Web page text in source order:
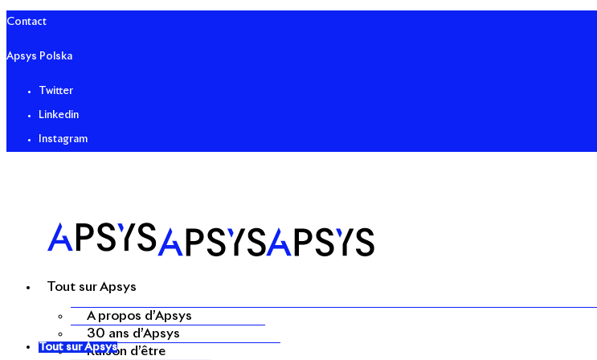
Contact
Apsys Polska
Twitter
Linkedin
Instagram
Tout sur Apsys
A propos d’Apsys
30 ans d’Apsys
Raison d’être
Tout sur Apsys